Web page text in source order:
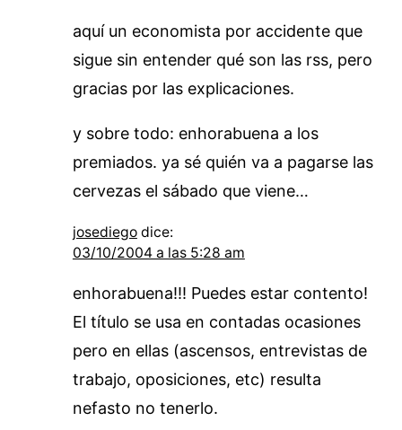
aquí un economista por accidente que
sigue sin entender qué son las rss, pero
gracias por las explicaciones.
y sobre todo: enhorabuena a los
premiados. ya sé quién va a pagarse las
cervezas el sábado que viene…
josediego dice:
03/10/2004 a las 5:28 am
enhorabuena!!! Puedes estar contento!
El título se usa en contadas ocasiones
pero en ellas (ascensos, entrevistas de
trabajo, oposiciones, etc) resulta
nefasto no tenerlo.